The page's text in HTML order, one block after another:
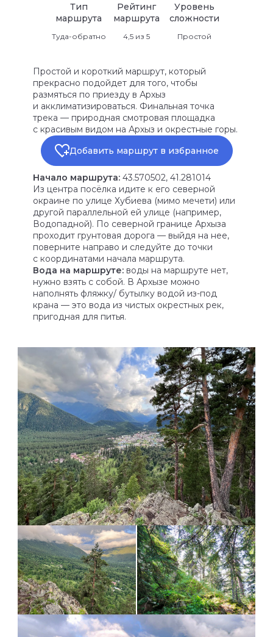
Тип
маршрута
Туда-обратно
Рейтинг
маршрута
4,5 из 5
Уровень
сложности
Простой
Простой и короткий маршрут, который
прекрасно подойдет для того, чтобы
размяться по приезду в Архыз
и акклиматизироваться. Финальная точка
трека — природная смотровая площадка
с красивым видом на Архыз и окрестные горы.
Добавить маршрут в избранное
Начало маршрута: 43.570502, 41.281014
Из центра посёлка идите к его северной
окраине по улице Хубиева (мимо мечети) или
другой параллельной ей улице (например,
Водопадной). По северной границе Архыза
проходит грунтовая дорога — выйдя на нее,
поверните направо и следуйте до точки
с координатами начала маршрута.
Вода на маршруте: воды на маршруте нет,
нужно взять с собой. В Архызе можно
наполнять фляжку/ бутылку водой из-под
крана — это вода из чистых окрестных рек,
пригодная для питья.